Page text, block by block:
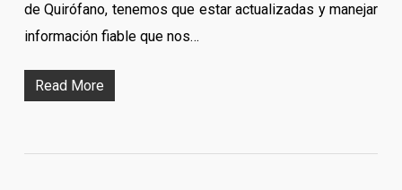
de Quirófano, tenemos que estar actualizadas y manejar
información fiable que nos…
Read More